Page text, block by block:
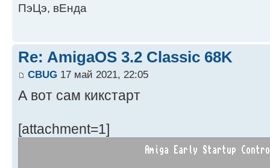
ПэЦэ, вЕнда
Re: AmigaOS 3.2 Classic 68K
CBUG 17 май 2021, 22:05
А вот сам кикстарт
[attachment=1]